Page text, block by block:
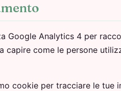
Google Analytics 4 per
capire come le persone
cookie per tracciare le tue